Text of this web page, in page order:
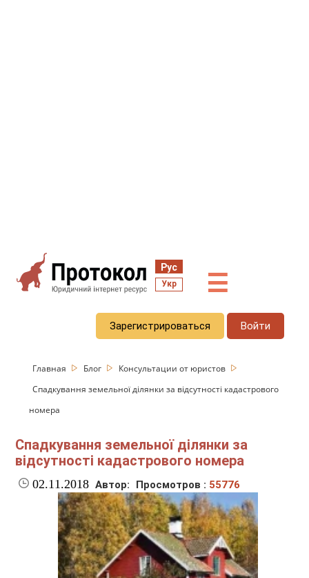
Рус
Укр ☰
Зарегистрироваться Войти
Главная Блог
Консультации от юристов
Спадкування земельної ділянки за відсутності кадастрового
номера
Спадкування земельної ділянки за
відсутності кадастрового номера
02.11.2018 Автор: Просмотров : 55776